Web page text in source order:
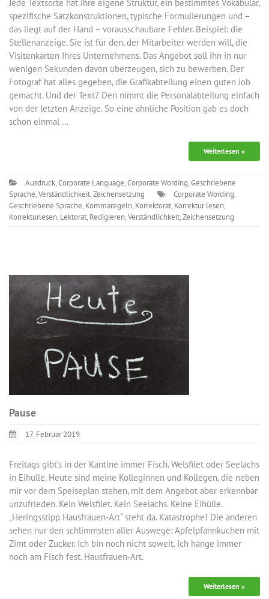
Jede Textsorte hat ihre eigene Struktur, ein bestimmtes Vokabular,
spezifische Satzkonstruktionen, typische Formulierungen und –
das liegt auf der Hand – vorausschaubare Fehler. Beispiel: die
Stellenanzeige. Sie ist für den, der Mitarbeiter werden will, die
Visitenkarten Ihres Unternehmens. Das Angebot soll ihn in nur
wenigen Sekunden davon überzeugen, sich zu bewerben. Der
Fotograf hat alles gegeben, die Grafikabteilung einen guten Job
gemacht. Und der Text? Den nimmt die Personalabteilung einfach
von der letzten Anzeige. So eine ähnliche Position gab es doch
schon einmal …
Weiterlesen »
Ausdruck,Corporate Language,Corporate Wording,Geschriebene
Sprache,Verständlichkeit,Zeichensetzung Corporate Wording,
Geschriebene Sprache, Kommaregeln, Korrektorat, Korrektur lesen,
Korrekturlesen, Lektorat, Redigieren,Verständlichkeit,Zeichensetzung
Pause
17. Februar 2019
Freitags gibt’s in der Kantine immer Fisch. Welsfilet oder Seelachs
in Eihülle. Heute sind meine Kolleginnen und Kollegen, die neben
mir vor dem Speiseplan stehen, mit dem Angebot aber erkennbar
unzufrieden. Kein Welsfilet. Kein Seelachs. Keine Eihülle.
„Heringsstipp Hausfrauen-Art“ steht da. Katastrophe! Die anderen
sehen nur den schlimmsten aller Auswege: Apfelpfannkuchen mit
Zimt oder Zucker. Ich bin noch nicht soweit. Ich hänge immer
noch am Fisch fest. Hausfrauen-Art.
Weiterlesen »